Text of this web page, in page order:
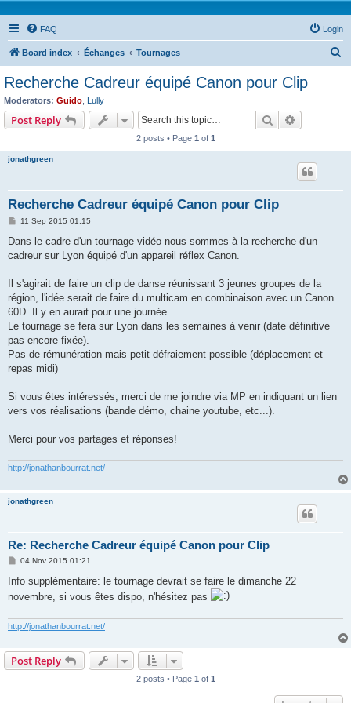
FAQ Login
Board index Échanges Tournages
Recherche Cadreur équipé Canon pour Clip
Moderators: Guido Lully
Post Reply Search
2 posts • Page 1 of 1
jonathgreen
Recherche Cadreur équipé Canon pour Clip
P
s
11 Sep 2015 01:15
Dans le cadre d'un tournage vidéo nous sommes à la recherche d'un
cadreur sur Lyon équipé d'un appareil réflex Canon.
Il s'agirait de faire un clip de danse réunissant 3 jeunes groupes de la
région, l'idée serait de faire du multicam en combinaison avec un Canon
60D. Il y en aurait pour une journée.
Le tournage se fera sur Lyon dans les semaines à venir (date définitive
pas encore fixée).
Pas de rémunération mais petit défraiement possible (déplacement et
repas midi)
Si vous êtes intéressés, merci de me joindre via MP en indiquant un lien
vers vos réalisations (bande démo, chaine youtube, etc...).
Merci pour vos partages et réponses!
http://jonathanbourrat.net/
jonathgreen
Re: Recherche Cadreur équipé Canon pour Clip
P
s
04 Nov 2015 01:21
Info supplémentaire: le tournage devrait se faire le dimanche 22
novembre, si vous êtes dispo, n'hésitez pas
http://jonathanbourrat.net/
Post Reply
2 posts • Page 1of 1